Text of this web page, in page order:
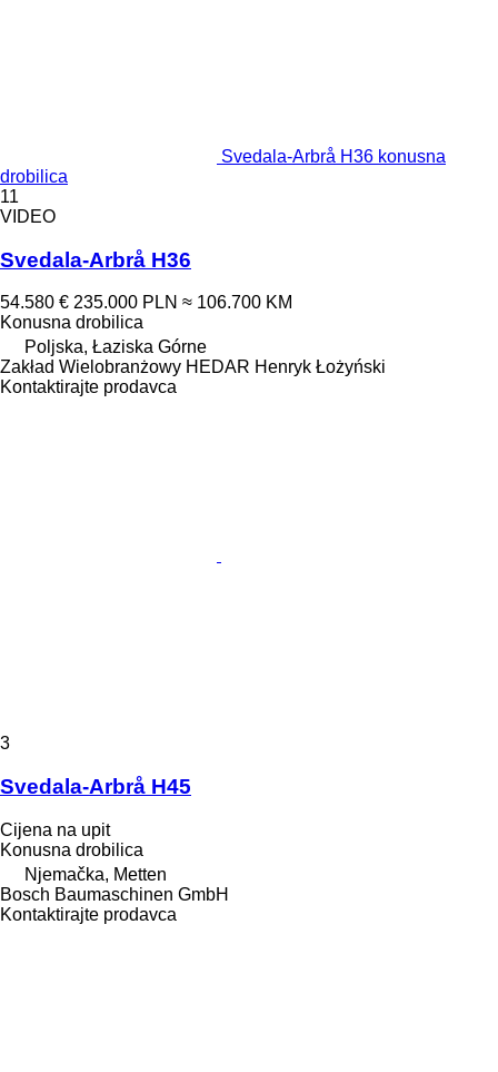
Svedala-Arbrå H36 konusna
drobilica
11
VIDEO
Svedala-Arbrå H36
54.580 € 235.000 PLN ≈ 106.700 KM
Konusna drobilica
Poljska, Łaziska Górne
Zakład Wielobranżowy HEDAR Henryk Łożyński
Kontaktirajte prodavca
3
Svedala-Arbrå H45
Cijena na upit
Konusna drobilica
Njemačka, Metten
Bosch Baumaschinen GmbH
Kontaktirajte prodavca